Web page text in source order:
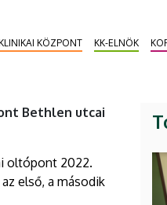
KÖZPONT KK-ELNÖK
Bethlen utcai
oltópont 2022.
első, a második